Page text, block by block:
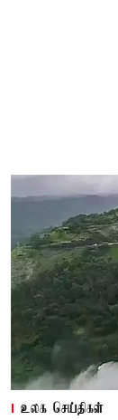
உலக செய்திகள்